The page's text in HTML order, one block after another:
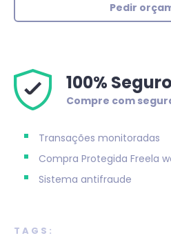
Pedir
100% Seguro
Compre com
Transações monitoradas
Compra Protegida Freela
Sistema antifraude
TAGS: